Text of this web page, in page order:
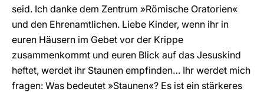
seid. Ich danke dem Zentrum »Römische Oratorien«
und den Ehrenamtlichen. Liebe Kinder, wenn ihr in
euren Häusern im Gebet vor der Krippe
zusammenkommt und euren Blick auf das Jesuskind
heftet, werdet ihr Staunen empfinden… Ihr werdet mich
fragen: Was bedeutet »Staunen«? Es ist ein stärkeres